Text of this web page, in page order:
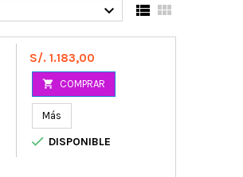
  
Precio
S/. 1.183,00
 COMPRAR
Más
 DISPONIBLE